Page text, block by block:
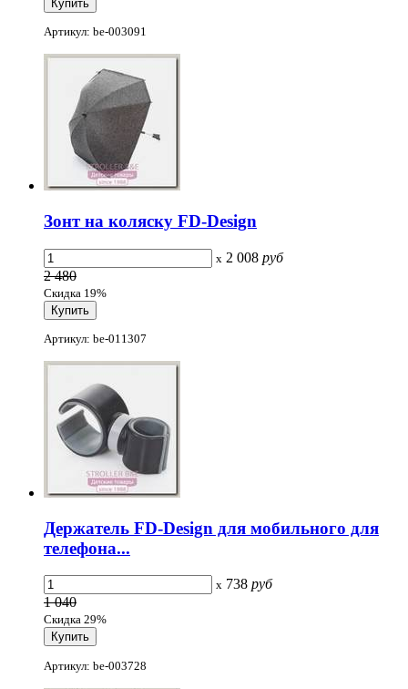
Артикул: be-003091
Зонт на коляску FD-Design
x 2 008 руб
2 480
Скидка 19%
Артикул: be-011307
Держатель FD-Design для мобильного для
телефона...
x 738 руб
1 040
Скидка 29%
Артикул: be-003728